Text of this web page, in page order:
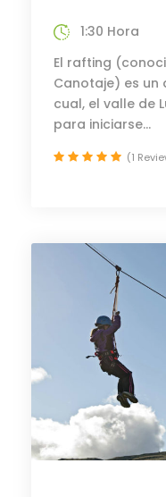
1:30 Hora
El rafting
Canotaje) es un
cual, el valle de
para iniciarse...
(1